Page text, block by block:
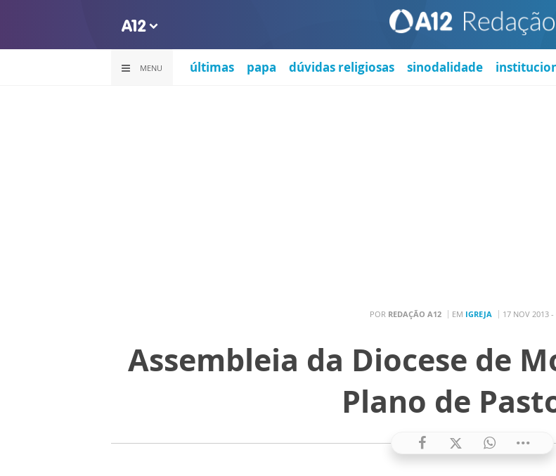
MENU últimas papa dúvidas religiosas sinodalidade
POR REDAÇÃO A12 EM IGREJA 17 NOV 2013
Assembleia da Diocese de
Plano de